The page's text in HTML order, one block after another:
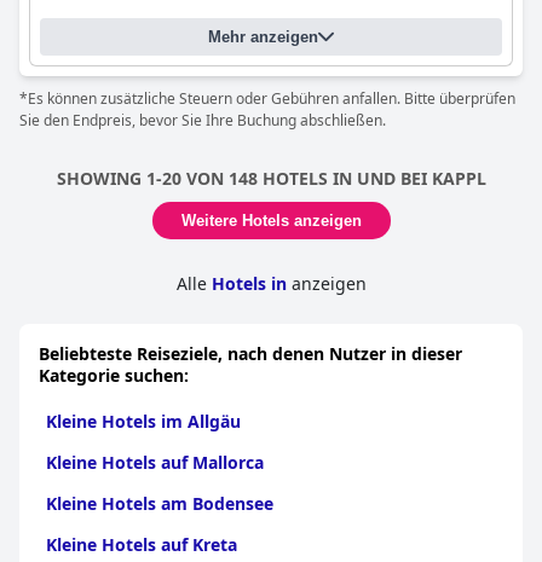
Mehr anzeigen
*Es können zusätzliche Steuern oder Gebühren anfallen. Bitte überprüfen
Sie den Endpreis, bevor Sie Ihre Buchung abschließen.
SHOWING 1-20 VON 148 HOTELS IN UND BEI KAPPL
Weitere Hotels anzeigen
Alle Hotels in anzeigen
Beliebteste Reiseziele, nach denen Nutzer in dieser
Kategorie suchen:
Kleine Hotels im Allgäu
Kleine Hotels auf Mallorca
Kleine Hotels am Bodensee
Kleine Hotels auf Kreta